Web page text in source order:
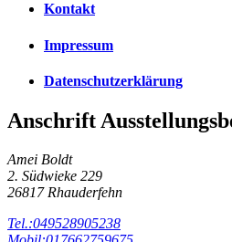
Kontakt
Impressum
Datenschutzerklärung
Anschrift
Amei Boldt
2. Südwieke 229
26817 Rhauderfehn
Tel.:049528905238